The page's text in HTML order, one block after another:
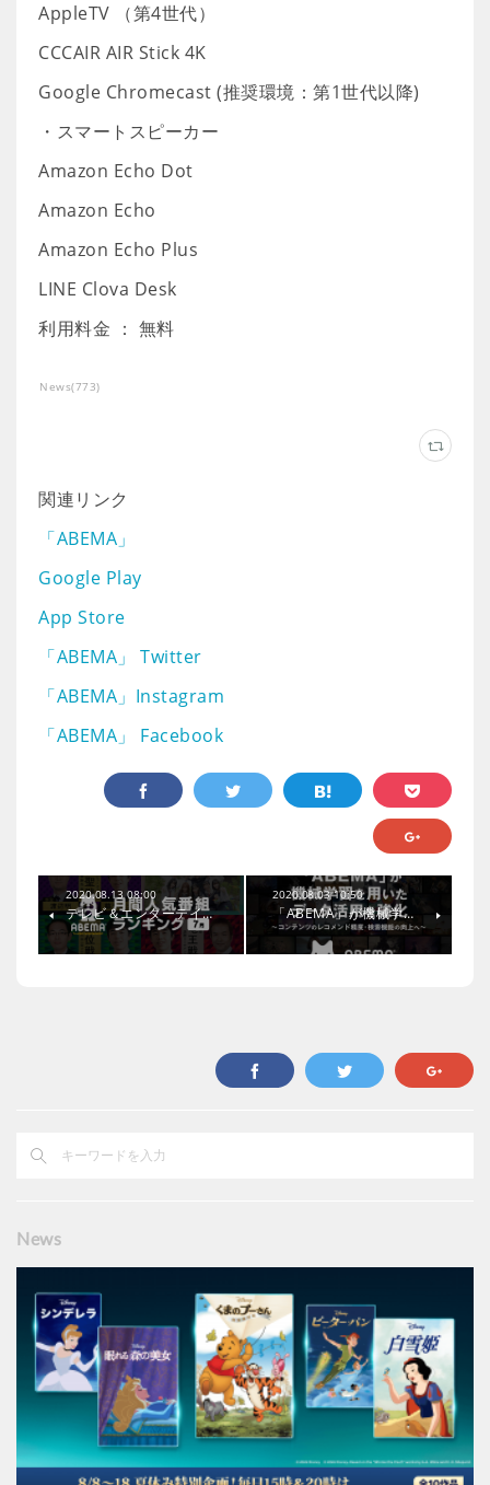
AppleTV （第4世代）
CCCAIR AIR Stick 4K
Google Chromecast (推奨環境：第1世代以降)
・スマートスピーカー
Amazon Echo Dot
Amazon Echo
Amazon Echo Plus
LINE Clova Desk
利用料金 ： 無料
News(773)
関連リンク
「ABEMA」
Google Play
App Store
「ABEMA」 Twitter
「ABEMA」Instagram
「ABEMA」 Facebook
2020.08.13 08:00
テレビ＆エンターテイ…
2020.08.03 10:50
「ABEMA」が機械学…
News